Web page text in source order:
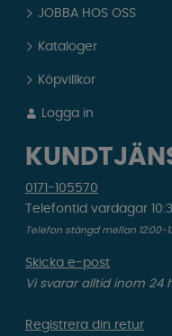
JOBBA HOS OSS
Kataloger
Köpvillkor
Logga in
0171-105570
Telefontid vardagar
Telefon stängd mellan 12:00-
Skicka e-post
Vi svarar alltid inom 24
Registrera din retur